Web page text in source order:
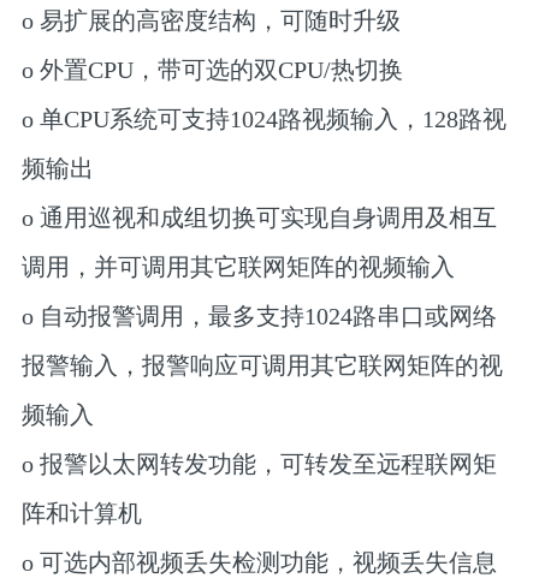
o 易扩展的高密度结构，可随时升级
o 外置CPU，带可选的双CPU/热切换
o 单CPU系统可支持1024路视频输入，128路视
频输出
o 通用巡视和成组切换可实现自身调用及相互
调用，并可调用其它联网矩阵的视频输入
o 自动报警调用，最多支持1024路串口或网络
报警输入，报警响应可调用其它联网矩阵的视
频输入
o 报警以太网转发功能，可转发至远程联网矩
阵和计算机
o 可选内部视频丢失检测功能，视频丢失信息